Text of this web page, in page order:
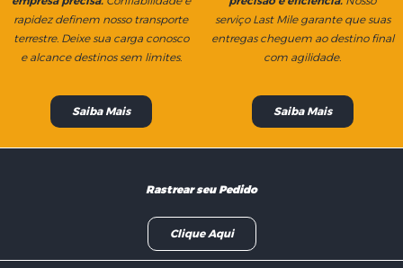
rapidez definem nosso transporte
terrestre. Deixe sua carga conosco
e alcance destinos sem limites.
serviço Last Mile garante que suas
entregas cheguem ao destino final
com agilidade.
Saiba Mais Saiba Mais
Rastrear seu Pedido
Clique Aqui